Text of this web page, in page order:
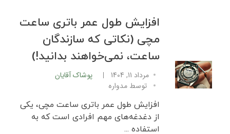
افزایش طول عمر باتری ساعت
مچی (نکاتی که سازندگان
ساعت، نمی‌خواهند بدانید!)
مرداد 11, 1404
پوشاک آقایان
توسط مدواره
افزایش طول عمر باتری ساعت مچی، یکی
از دغدغه‌های مهم افرادی است که به
استفاده ...